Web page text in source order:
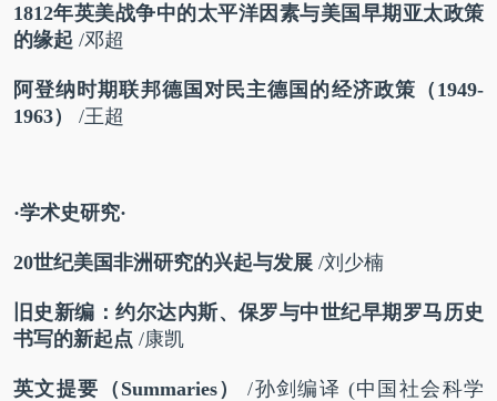
1812年英美战争中的太平洋因素与美国早期亚太政策
的缘起 /邓超
阿登纳时期联邦德国 对民主德国的经济政策（ 1949-
1963） /王超
·学术史研究·
20世纪美国非洲研究的兴起与发展/刘少楠
旧史新编：约尔达内斯、保罗与中世纪早期罗马历史
书写的新起点 /康凯
英文提要（ Summaries） /孙剑编译 (中国社会科学